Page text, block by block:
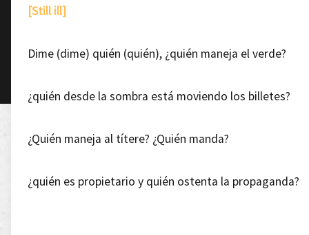
[Still ill]
Dime (dime) quién (quién), ¿quién maneja el verde?
¿quién desde la sombra está moviendo los billetes?
¿Quién maneja al títere? ¿Quién manda?
¿quién es propietario y quién ostenta la propaganda?